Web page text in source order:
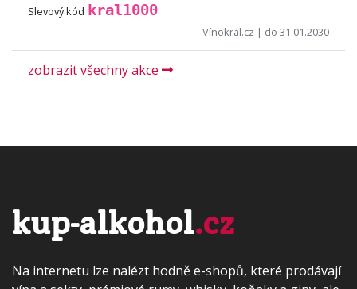
Slevový kód kral1000
Vínokrál.cz | do 31.01.2030
zobrazit všechny akce
kup-alkohol.cz
Na internetu lze nalézt hodně e-shopů, které prodávají